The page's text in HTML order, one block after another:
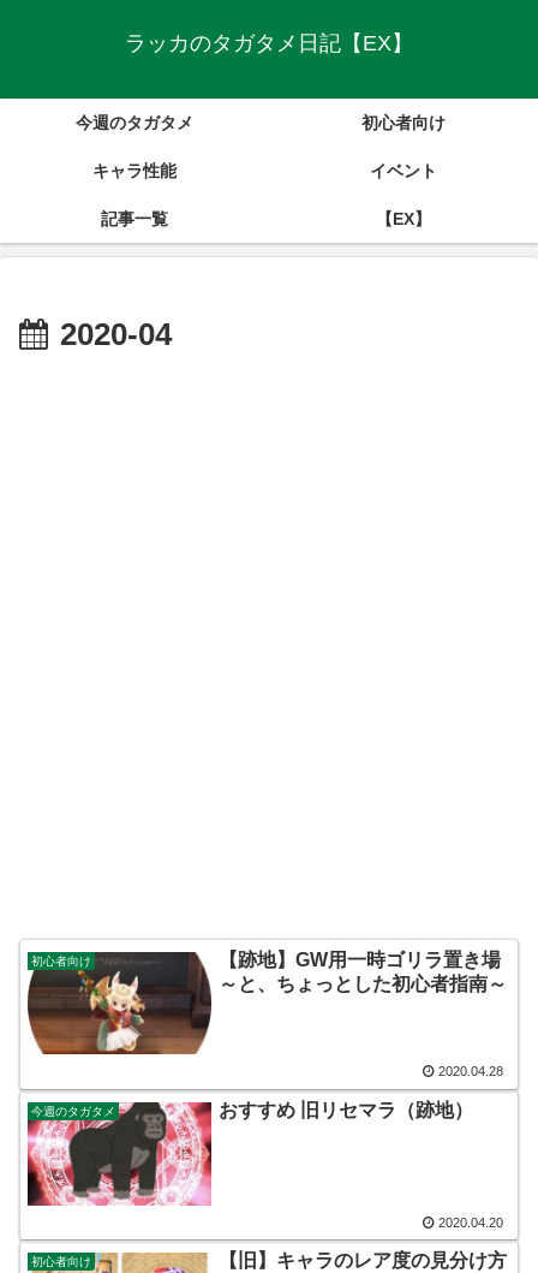
ラッカのタガタメ日記【EX】
今週のタガタメ 初心者向け
キャラ性能 イベント
記事一覧 【EX】
2020-04
初心者向け
【跡地】GW用一時ゴリラ置き場
～と、ちょっとした初心者指南～
2020.04.28
今週のタガタメ おすすめ 旧リセマラ（跡地）
2020.04.20
初心者向け 【旧】キャラのレア度の見分け方